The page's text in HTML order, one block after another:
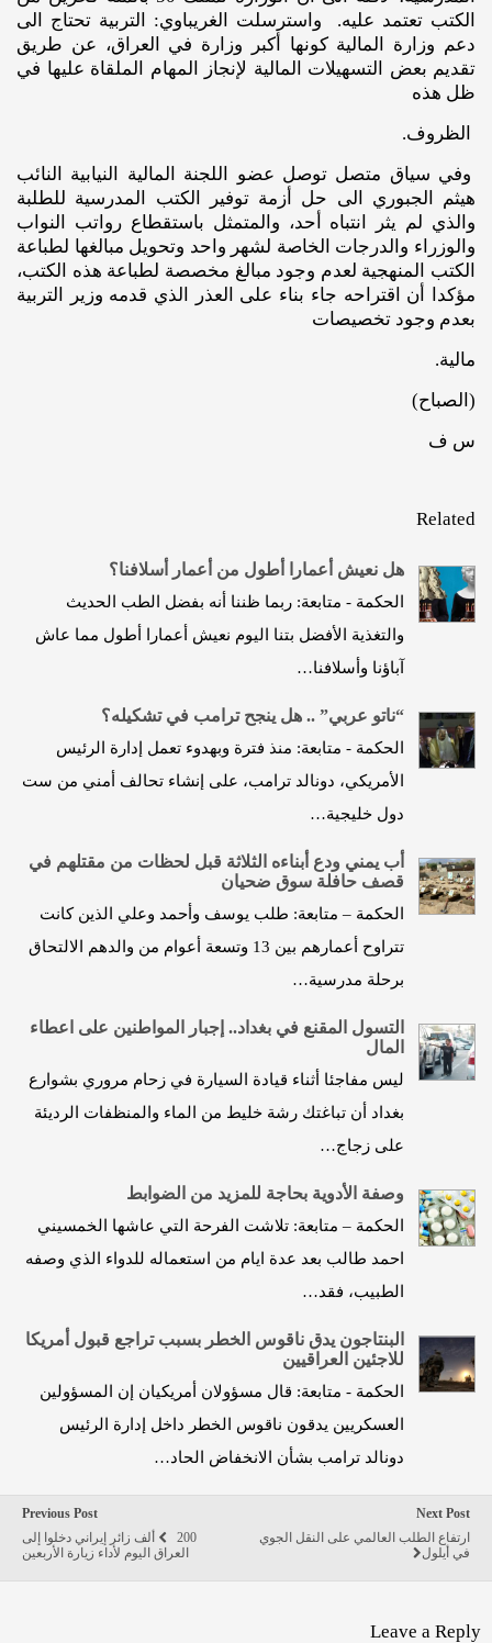
الكتب تعتمد عليه. واسترسلت الغريباوي: التربية تحتاج الى
دعم وزارة المالية كونها أكبر وزارة في العراق، عن طريق
تقديم بعض التسهيلات المالية لإنجاز المهام الملقاة عليها في
ظل هذه
الظروف.
وفي سياق متصل توصل عضو اللجنة المالية النيابية النائب
هيثم الجبوري الى حل أزمة توفير الكتب المدرسية للطلبة
والذي لم يثر انتباه أحد، والمتمثل باستقطاع رواتب النواب
والوزراء والدرجات الخاصة لشهر واحد وتحويل مبالغها لطباعة
الكتب المنهجية لعدم وجود مبالغ مخصصة لطباعة هذه الكتب،
مؤكدا أن اقتراحه جاء بناء على العذر الذي قدمه وزير التربية
بعدم وجود تخصيصات
مالية.
(الصباح)
س ف
Related
هل نعيش أعمارا أطول من أعمار أسلافنا؟
الحكمة - متابعة: ربما ظننا أنه بفضل الطب الحديث
والتغذية الأفضل بتنا اليوم نعيش أعمارا أطول مما عاش
آباؤنا وأسلافنا…
“ناتو عربي” .. هل ينجح ترامب في تشكيله؟
الحكمة - متابعة: منذ فترة وبهدوء تعمل إدارة الرئيس
الأمريكي، دونالد ترامب، على إنشاء تحالف أمني من ست
دول خليجية…
أب يمني ودع أبناءه الثلاثة قبل لحظات من مقتلهم في
قصف حافلة سوق ضحيان
الحكمة – متابعة: طلب يوسف وأحمد وعلي الذين كانت
تتراوح أعمارهم بين 13 وتسعة أعوام من والدهم الالتحاق
برحلة مدرسية…
التسول المقنع في بغداد.. إجبار المواطنين على اعطاء
المال
ليس مفاجئا أثناء قيادة السيارة في زحام مروري بشوارع
بغداد أن تباغتك رشة خليط من الماء والمنظفات الرديئة
على زجاج…
وصفة الأدوية بحاجة للمزيد من الضوابط
الحكمة – متابعة: تلاشت الفرحة التي عاشها الخمسيني
احمد طالب بعد عدة ايام من استعماله للدواء الذي وصفه
الطبيب، فقد…
البنتاجون يدق ناقوس الخطر بسبب تراجع قبول أمريكا
للاجئين العراقيين
الحكمة - متابعة: قال مسؤولان أمريكيان إن المسؤولين
العسكريين يدقون ناقوس الخطر داخل إدارة الرئيس
دونالد ترامب بشأن الانخفاض الحاد…
Previous Post
200 ألف زائر إيراني دخلوا إلى
العراق اليوم لأداء زيارة الأربعين
Next Post
ارتفاع الطلب العالمي على النقل الجوي
في أيلول
Leave a Reply